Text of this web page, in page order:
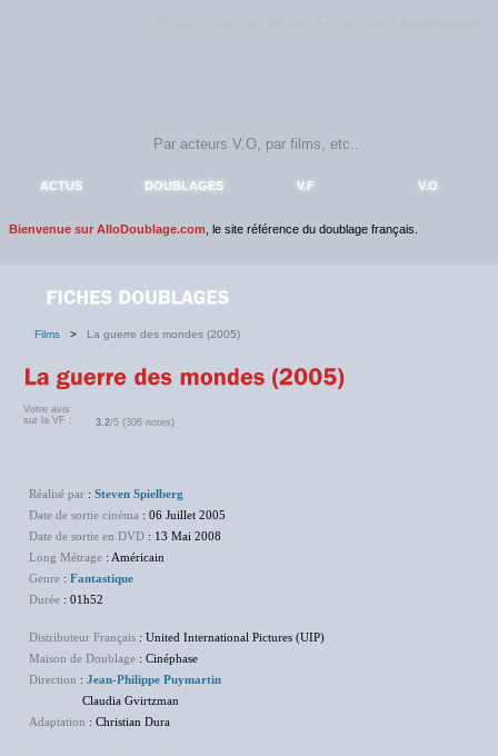
ACTUS DOUBLAGES V.F V.O
Bienvenue sur AlloDoublage.com , le site référence du doublage français.
Films > La guerre des mondes (2005)
Votre avis
sur la VF :
3.2/5 (306 notes)
Réalisé par : Steven Spielberg
Date de sortie cinéma : 06 Juillet 2005
Date de sortie en DVD : 13 Mai 2008
Long Métrage : Américain
Genre : Fantastique
Durée : 01h52
Distributeur Français : United International Pictures (UIP)
Maison de Doublage : Cinéphase
Direction : Jean-Philippe Puymartin
Claudia Gvirtzman
Adaptation : Christian Dura